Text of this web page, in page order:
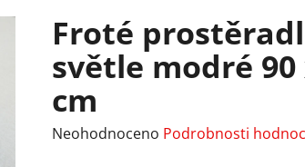
Froté
světle modré 90
cm
Průměrné
Neohodnoceno Podrobnosti